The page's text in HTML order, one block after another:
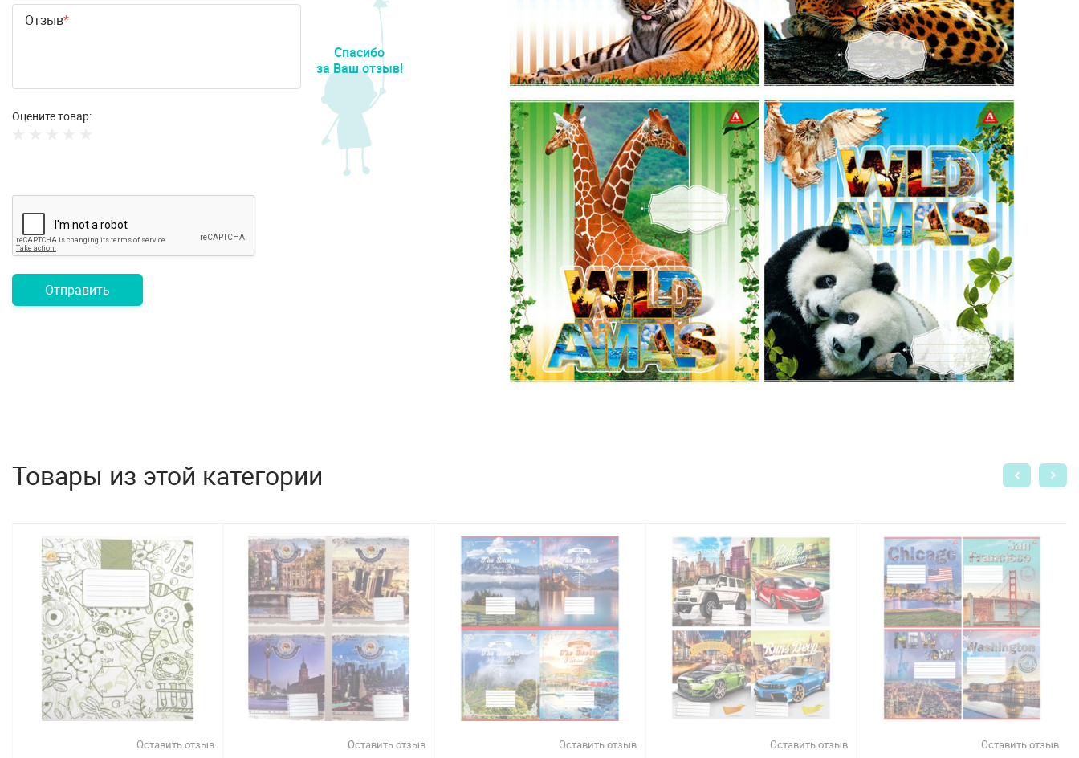
Отзыв
Оцените товар:
Отправить
Спасибо
за Ваш отзыв!
Товары из этой категории
Оставить отзыв Оставить отзыв Оставить отзыв Оставить отзыв Оставить отзыв